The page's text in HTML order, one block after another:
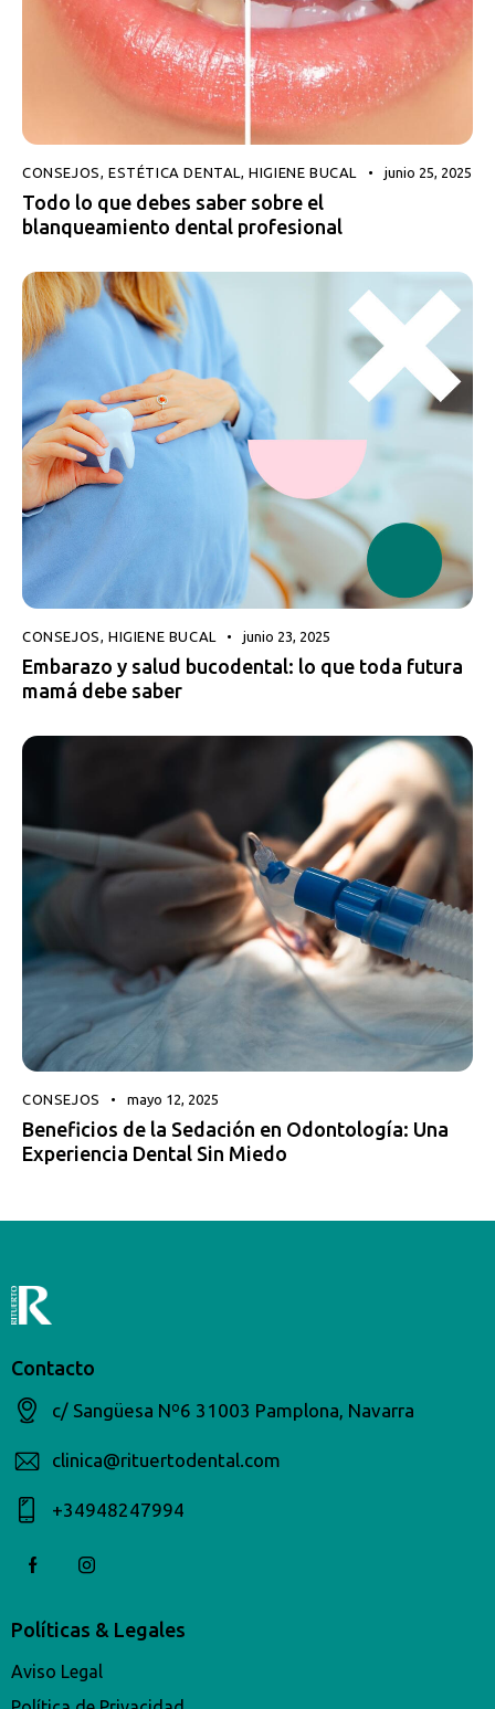
CONSEJOS,ESTÉTICA DENTAL,HIGIENE BUCAL junio 25, 2025
Todo lo que debes saber sobre el
blanqueamiento dental profesional
CONSEJOS,HIGIENE BUCAL junio 23, 2025
Embarazo y salud bucodental: lo que toda futura
mamá debe saber
CONSEJOS mayo 12, 2025
Beneficios de la Sedación en Odontología: Una
Experiencia Dental Sin Miedo
Contacto
c/ Sangüesa Nº6 31003 Pamplona, Navarra
clinica@rituertodental.com
+34948247994​
Políticas & Legales
Aviso Legal